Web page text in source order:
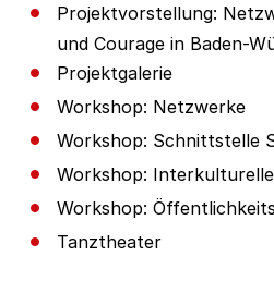
Projektvorstellung:
und Courage in Baden-
Projektgalerie
Workshop: Netzwerke
Workshop: Schnittstelle
Workshop:
Workshop:
Tanztheater